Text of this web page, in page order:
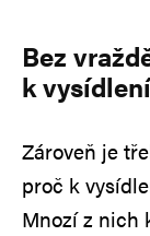
Bez
k
Zároveň je
proč k
Mnozí z nich